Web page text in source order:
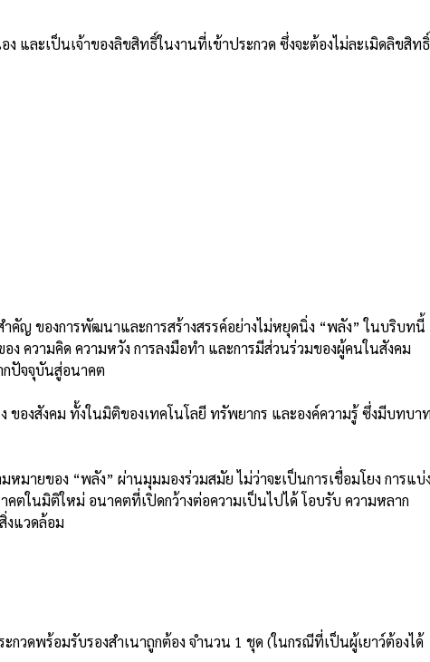
ง และเป็นเจ้าของลิขสิทธิ์ในงานที่เข้าประกวด ซึ่งจะต้องไม่ละเมิดลิขสิทธิ์
คัญ ของการพัฒนาและการสร้างสรรค์อย่างไม่หยุดนิ่ง “พลัง” ในบริบทนี้
ง ความคิด ความหวัง การลงมือทํา และการมีส่วนร่วมของผู้คนในสังคม
ปัจจุบันสู่อนาคต
องสังคม ทั้งในมิติของเทคโนโลยี ทรัพยากร และองค์ความรู้ ซึ่งมีบทบาท
หมายของ “พลัง” ผ่านมุมมองร่วมสมัย ไม่ว่าจะเป็นการเชื่อมโยง การแบ่ง
ตในมิติใหม่ อนาคตที่เปิดกว้างต่อความเป็นไปได้ โอบรับ ความหลาก
งแวดล้อม
วดพร้อมรับรองสำเนาถูกต้อง จำนวน 1 ชุด (ในกรณีที่เป็นผู้เยาว์ต้องได้